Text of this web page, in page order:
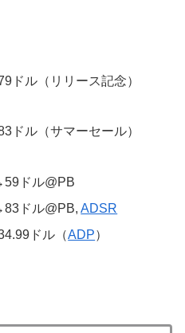
ドル（リリース記念）
ドル（サマーセール）
ドル@PB
ドル@PB,ADSR
ドル（ADP）